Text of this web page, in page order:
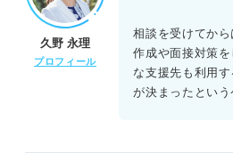
久野 永理
プロフィール
相談を受けてか
作成や面接対策
な支援先も利用
が決まったという